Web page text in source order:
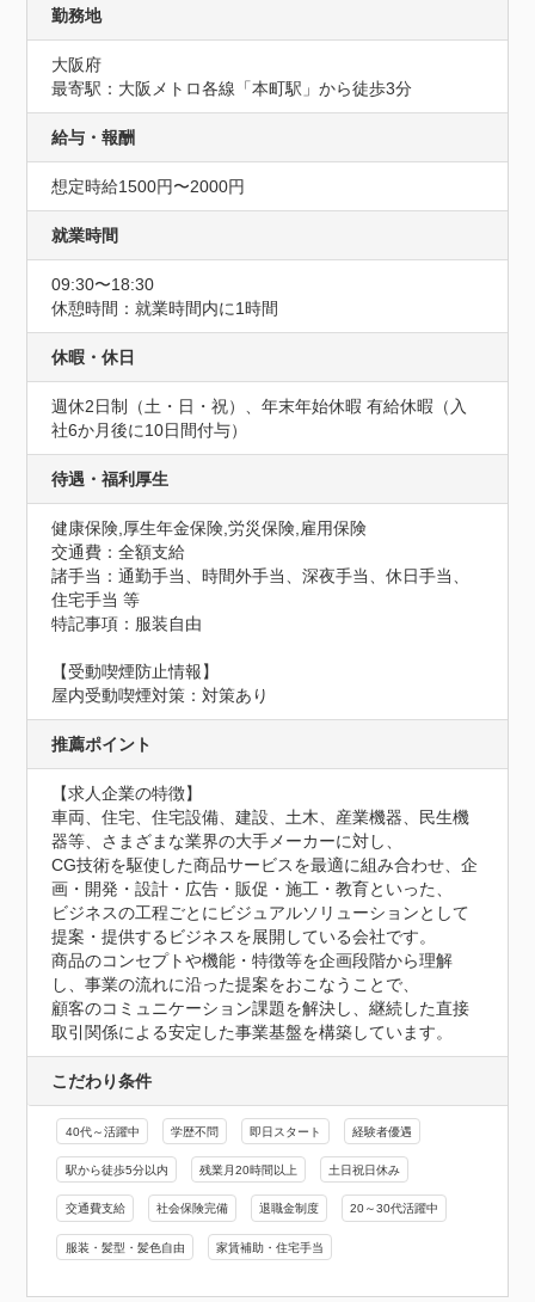
勤務地
大阪府
最寄駅：大阪メトロ各線「本町駅」から徒歩3分
給与・報酬
想定時給1500円〜2000円
就業時間
09:30〜18:30
休憩時間：就業時間内に1時間
休暇・休日
週休2日制（土・日・祝）、年末年始休暇 有給休暇（入
社6か月後に10日間付与）
待遇・福利厚生
健康保険,厚生年金保険,労災保険,雇用保険
交通費：全額支給
諸手当：通勤手当、時間外手当、深夜手当、休日手当、
住宅手当 等
特記事項：服装自由
【受動喫煙防止情報】
屋内受動喫煙対策：対策あり
推薦ポイント
【求人企業の特徴】
車両、住宅、住宅設備、建設、土木、産業機器、民生機
器等、さまざまな業界の大手メーカーに対し、
CG技術を駆使した商品サービスを最適に組み合わせ、企
画・開発・設計・広告・販促・施工・教育といった、
ビジネスの工程ごとにビジュアルソリューションとして
提案・提供するビジネスを展開している会社です。
商品のコンセプトや機能・特徴等を企画段階から理解
し、事業の流れに沿った提案をおこなうことで、
顧客のコミュニケーション課題を解決し、継続した直接
取引関係による安定した事業基盤を構築しています。
こだわり条件
40代～活躍中 学歴不問 即日スタート 経験者優遇
駅から徒歩5分以内 残業月20時間以上 土日祝日休み
交通費支給 社会保険完備 退職金制度 20～30代活躍中
服装・髪型・髪色自由 家賃補助・住宅手当